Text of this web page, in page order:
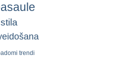
stila
trendi